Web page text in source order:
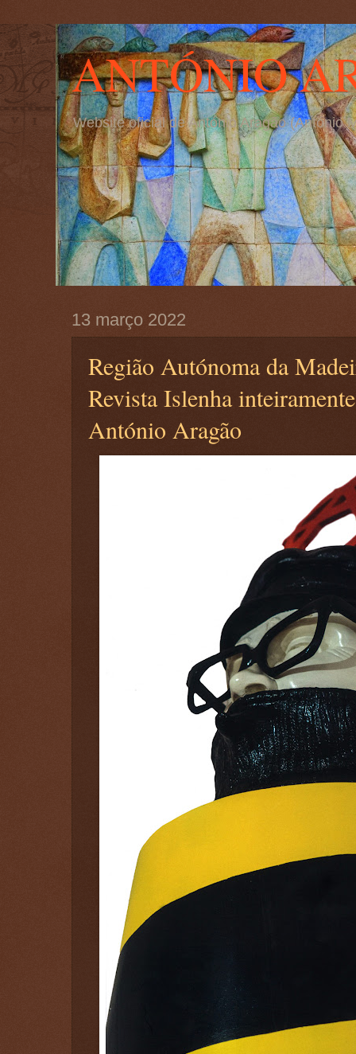
ANTÓNIO
Website oficial de António Aragão (António
13 março 2022
Região Autónoma da
Revista Islenha
António Aragão